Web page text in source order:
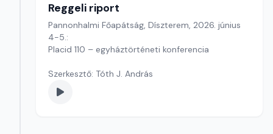
Reggeli riport
Pannonhalmi Főapátság, Díszterem, 2026. június
4-5.:
Placid 110 – egyháztörténeti konferencia
Szerkesztő: Tóth J. András